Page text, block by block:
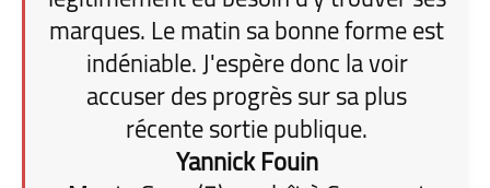
marques. Le matin sa bonne forme est
indéniable. J'espère donc la voir
accuser des progrès sur sa plus
récente sortie publique.
Yannick Fouin